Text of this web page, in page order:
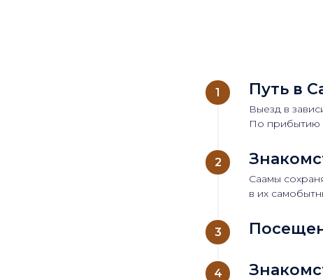
Путь в
Выезд в
По прибытию
Саамы
в их